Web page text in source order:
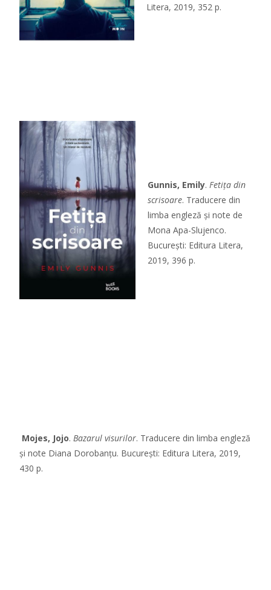
Litera, 2019, 352 p.
Gunnis, Emily. Fetița din
scrisoare. Traducere din
limba engleză și note de
Mona Apa-Slujenco.
București: Editura Litera,
2019, 396 p.
Mojes, Jojo. Bazarul visurilor. Traducere din limba engleză
și note Diana Dorobanțu. București: Editura Litera, 2019,
430 p.